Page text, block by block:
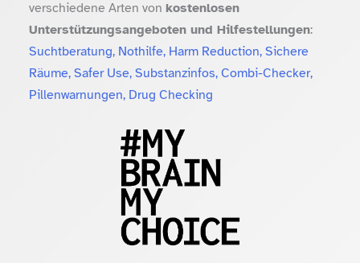
verschiedene Arten von kostenlosen
Unterstützungsangeboten und Hilfestellungen:
Suchtberatung, Nothilfe, Harm Reduction, Sichere
Räume, Safer Use, Substanzinfos, Combi-Checker,
Pillenwarnungen, Drug Checking